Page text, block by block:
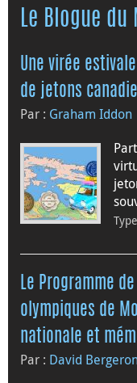
Le Blogue du
Une virée
de jetons
Par : Graham Iddon
Le Programme
olympiques de
nationale et
Par : David